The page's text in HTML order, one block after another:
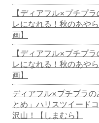
【ディアフル×プチプ
レになれる！秋のあや
画】
【ディアフル×プチプ
レになれる！秋のあや
画】
ディアフル×プチプラ
とめ」ハリスツイード
沢山！【しまむら】